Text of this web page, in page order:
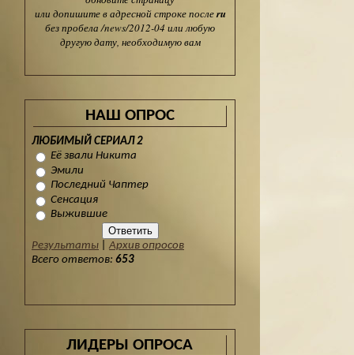
или допишите в адресной строке послеru
без пробела /news/2012-04 или любую
другую дату, необходимую вам
НАШ ОПРОС
ЛЮБИМЫЙ СЕРИАЛ 2
Её звали Никита
Эмили
Последний Чаптер
Сенсация
Выжившие
Результаты
Архив опросов
Всего ответов: 653
ЛИДЕРЫ ОПРОСА